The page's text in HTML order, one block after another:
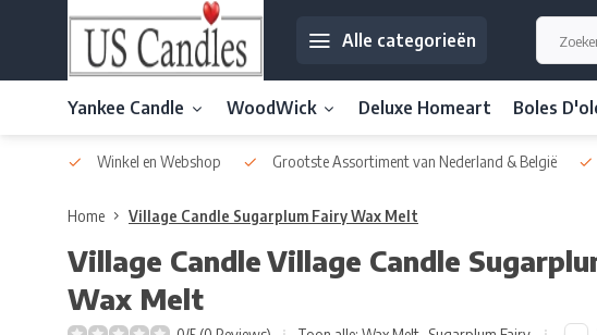
Alle categorieën
Yankee Candle WoodWick Deluxe Homeart Boles
Winkel en Webshop Grootste Assortiment van Nederland & België
Home Village Candle Sugarplum Fairy Wax Melt
Village CandleVillage Candle
Wax Melt